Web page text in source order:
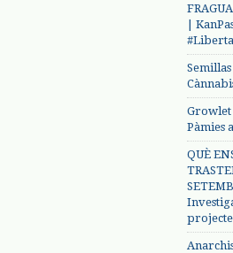
|
Growlet
Pàmies
QUÈ
projecte